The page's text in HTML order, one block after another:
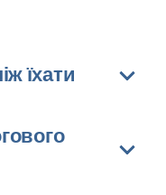
їхати